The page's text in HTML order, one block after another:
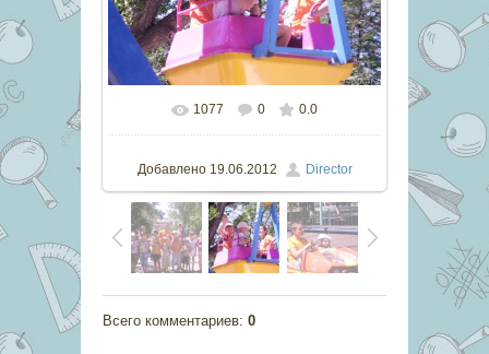
В реальном размере 800x533
103.8Kb
1077 0 0.0
Добавлено19.06.2012 Director
Всего комментариев: 0